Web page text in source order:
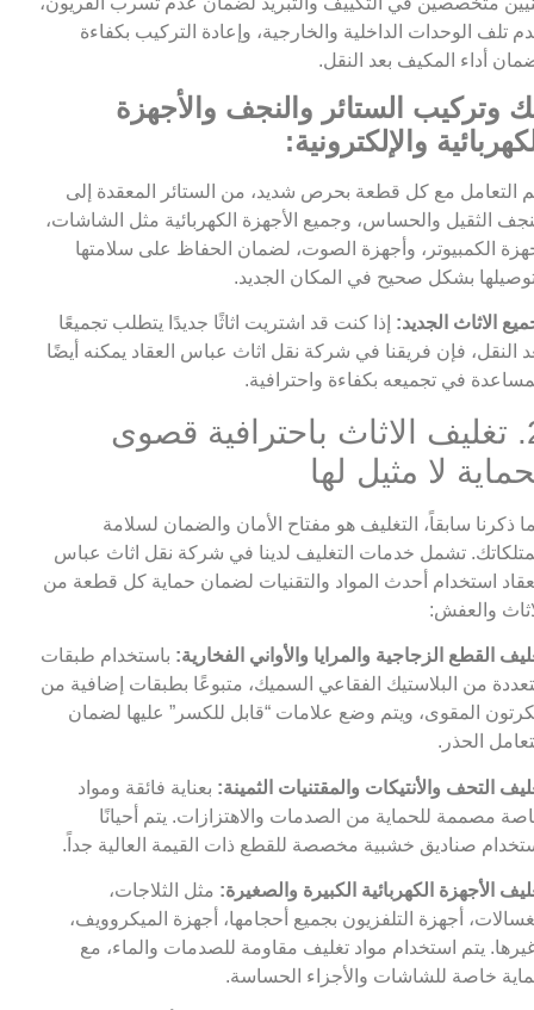
تلف الوحدات الداخلية والخارجية، وإعادة التركيب بكفاءة
أداء المكيف بعد النقل.
وتركيب الستائر والنجف والأجهزة
والإلكترونية:
التعامل مع كل قطعة بحرص شديد، من الستائر المعقدة إلى
الثقيل والحساس، وجميع الأجهزة الكهربائية مثل الشاشات،
الكمبيوتر، وأجهزة الصوت، لضمان الحفاظ على سلامتها
بشكل صحيح في المكان الجديد.
الاثاث الجديد: إذا كنت قد اشتريت اثاثًا جديدًا يتطلب تجميعًا
النقل، فإن فريقنا في شركة نقل اثاث عباس العقاد يمكنه أيضًا
في تجميعه بكفاءة واحترافية.
2. تغليف الاثاث باحترافية قصوى
لا مثيل لها
ذكرنا سابقاً، التغليف هو مفتاح الأمان والضمان لسلامة
تشمل خدمات التغليف لدينا في شركة نقل اثاث عباس
استخدام أحدث المواد والتقنيات لضمان حماية كل قطعة من
والعفش:
القطع الزجاجية والمرايا والأواني الفخارية: باستخدام طبقات
من البلاستيك الفقاعي السميك، متبوعًا بطبقات إضافية من
المقوى، ويتم وضع علامات “قابل للكسر” عليها لضمان
الحذر.
التحف والأنتيكات والمقتنيات الثمينة: بعناية فائقة ومواد
مصممة للحماية من الصدمات والاهتزازات. يتم أحيانًا
صناديق خشبية مخصصة للقطع ذات القيمة العالية جداً.
الأجهزة الكهربائية الكبيرة والصغيرة: مثل الثلاجات،
أجهزة التلفزيون بجميع أحجامها، أجهزة الميكروويف،
يتم استخدام مواد تغليف مقاومة للصدمات والماء، مع
خاصة للشاشات والأجزاء الحساسة.